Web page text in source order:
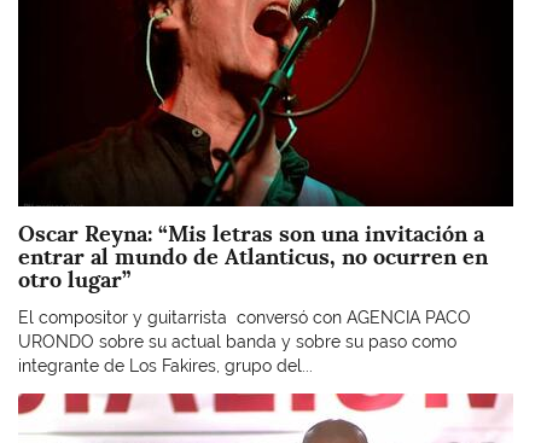
Oscar Reyna: “Mis letras son una invitación a
entrar al mundo de Atlanticus, no ocurren en
otro lugar”
El compositor y guitarrista conversó con AGENCIA PACO
URONDO sobre su actual banda y sobre su paso como
integrante de Los Fakires, grupo del...
Imagen